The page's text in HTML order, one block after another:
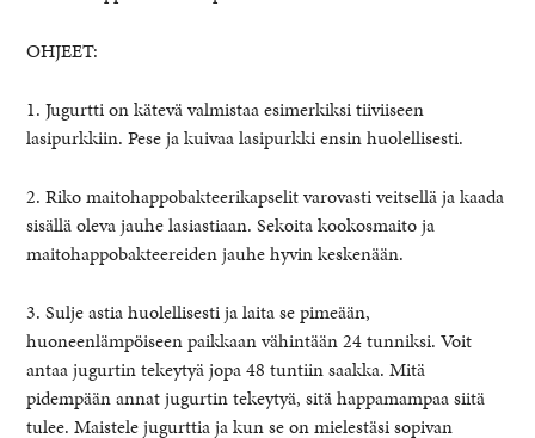
OHJEET:
1. Jugurtti on kätevä valmistaa esimerkiksi tiiviiseen
lasipurkkiin. Pese ja kuivaa lasipurkki ensin huolellisesti.
2. Riko maitohappobakteerikapselit varovasti veitsellä ja kaada
sisällä oleva jauhe lasiastiaan. Sekoita kookosmaito ja
maitohappobakteereiden jauhe hyvin keskenään.
3. Sulje astia huolellisesti ja laita se pimeään,
huoneenlämpöiseen paikkaan vähintään 24 tunniksi. Voit
antaa jugurtin tekeytyä jopa 48 tuntiin saakka. Mitä
pidempään annat jugurtin tekeytyä, sitä happamampaa siitä
tulee. Maistele jugurttia ja kun se on mielestäsi sopivan